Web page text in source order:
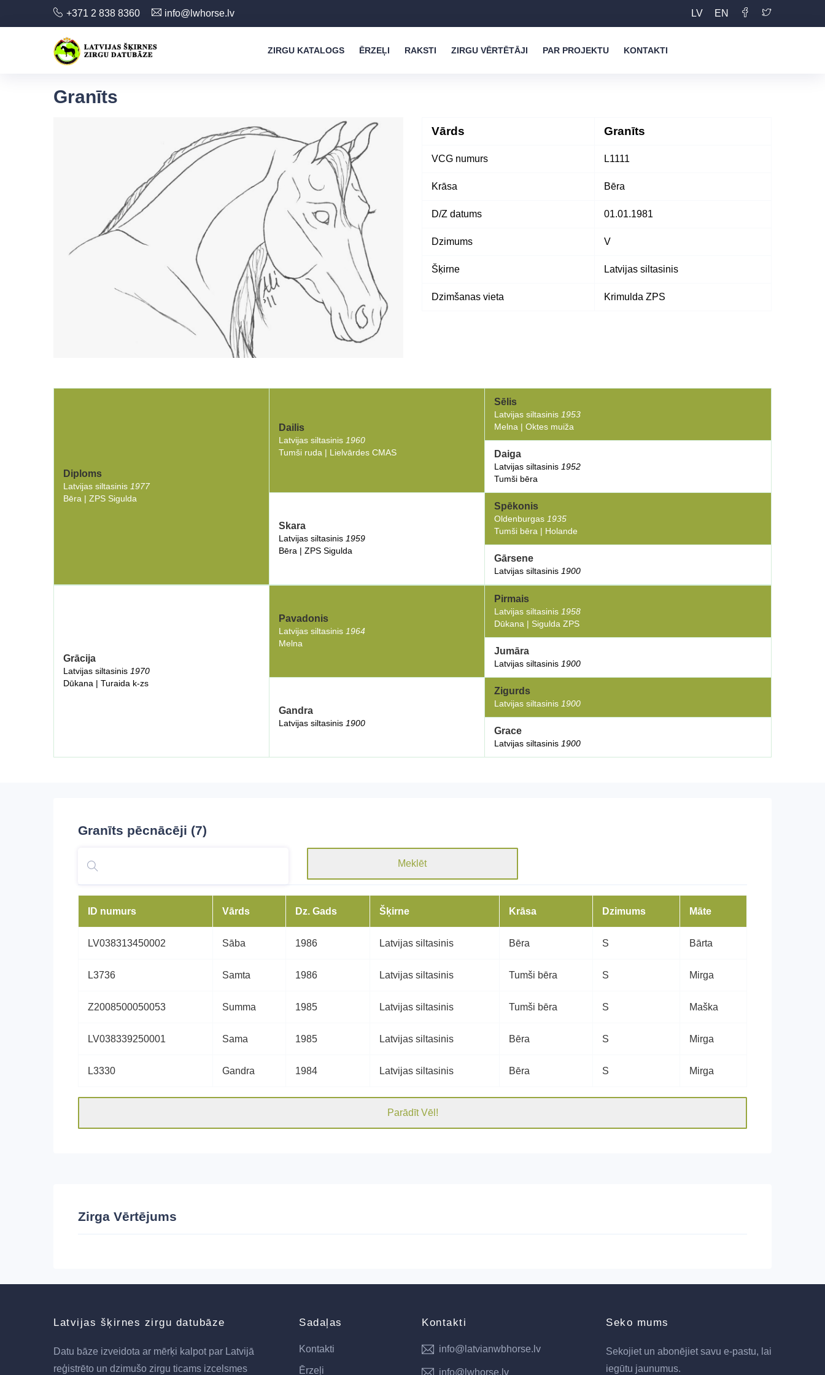
+371 2 838 8360 info@lwhorse.lv LV EN
ZIRGU KATALOGS ĒRZEĻI RAKSTI ZIRGU VĒRTĒTĀJI PAR PROJEKTU KONTAKTI
Granīts
Vārds Granīts
VCG numurs L1111
Krāsa Bēra
D/Z datums 01.01.1981
Dzimums V
Šķirne Latvijas siltasinis
Dzimšanas vieta Krimulda ZPS
Diploms
Latvijas siltasinis 1977
Bēra | ZPS Sigulda
Dailis
Latvijas siltasinis 1960
Tumši ruda | Lielvārdes CMAS
Sēlis
Latvijas siltasinis 1953
Melna | Oktes muiža
Daiga
Latvijas siltasinis 1952
Tumši bēra
Skara
Latvijas siltasinis 1959
Bēra | ZPS Sigulda
Spēkonis
Oldenburgas 1935
Tumši bēra | Holande
Gārsene
Latvijas siltasinis 1900
Grācija
Latvijas siltasinis 1970
Dūkana | Turaida k-zs
Pavadonis
Latvijas siltasinis 1964
Melna
Pirmais
Latvijas siltasinis 1958
Dūkana | Sigulda ZPS
Jumāra
Latvijas siltasinis 1900
Gandra
Latvijas siltasinis 1900
Zigurds
Latvijas siltasinis 1900
Grace
Latvijas siltasinis 1900
Granīts pēcnācēji (7)
Meklēt
ID numurs Vārds Dz. Gads Šķirne Krāsa Dzimums Māte
LV038313450002 Sāba 1986 Latvijas siltasinis Bēra S Bārta
L3736 Samta 1986 Latvijas siltasinis Tumši bēra S Mirga
Z2008500050053 Summa 1985 Latvijas siltasinis Tumši bēra S Maška
LV038339250001 Sama 1985 Latvijas siltasinis Bēra S Mirga
L3330 Gandra 1984 Latvijas siltasinis Bēra S Mirga
Parādīt Vēl!
Zirga Vērtējums
Latvijas šķirnes zirgu datubāze
Datu bāze izveidota ar mērķi kalpot par Latvijā
reģistrēto un dzimušo zirgu ticams izcelsmes
Sadaļas
Kontakti
Ērzeļi
Kontakti
info@latvianwbhorse.lv
info@lwhorse.lv
Seko mums
Sekojiet un abonējiet savu e-pastu, lai
iegūtu jaunumus.